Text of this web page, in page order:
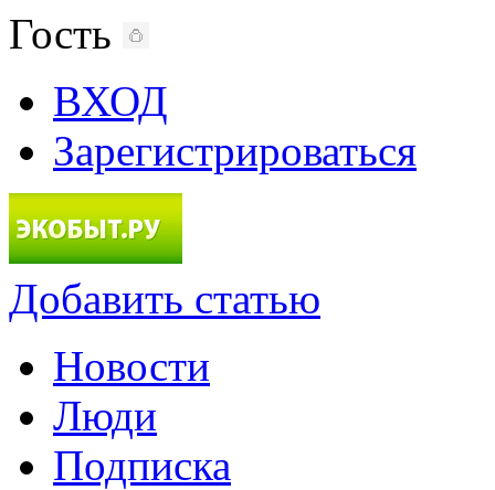
Гость
ВХОД
Зарегистрироваться
Добавить статью
Новости
Люди
Подписка